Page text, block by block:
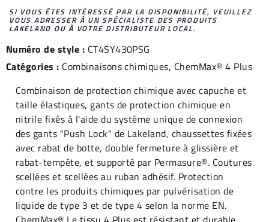
SI VOUS ÊTES INTÉRESSÉ PAR LA DISPONIBILITÉ, VEUILLEZ
VOUS ADRESSER À UN SPÉCIALISTE DES PRODUITS
LAKELAND OU À VOTRE DISTRIBUTEUR LOCAL.
Numéro de style : CT4SY430PSG
Catégories : Combinaisons chimiques, ChemMax® 4 Plus
Combinaison de protection chimique avec capuche et
taille élastiques, gants de protection chimique en
nitrile fixés à l'aide du système unique de connexion
des gants "Push Lock" de Lakeland, chaussettes fixées
avec rabat de botte, double fermeture à glissière et
rabat-tempête, et supporté par Permasure®. Coutures
scellées et scellées au ruban adhésif. Protection
contre les produits chimiques par pulvérisation de
liquide de type 3 et de type 4 selon la norme EN.